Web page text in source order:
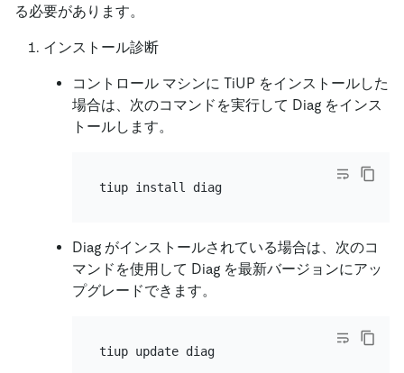
る必要があります。
インストール診断
コントロール マシンに TiUP をインストールした
場合は、次のコマンドを実行して Diag をインス
トールします。
tiup install diag
Diag がインストールされている場合は、次のコ
マンドを使用して Diag を最新バージョンにアッ
プグレードできます。
tiup update diag